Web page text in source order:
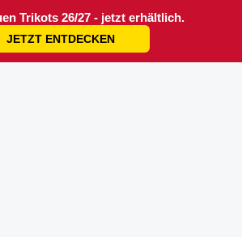
Trikots 26/27 - jetzt erhältlich.
JETZT ENTDECKEN